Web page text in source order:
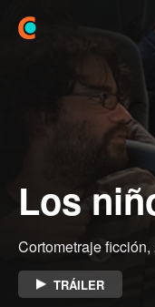
Los
Cortometraje ficción,
TRÁILER